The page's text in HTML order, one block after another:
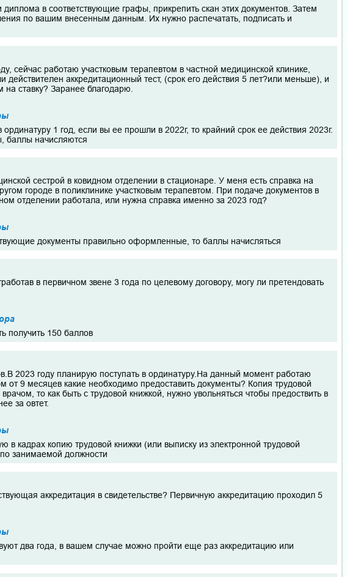
в соответствующие графы, прикрепить скан этих документов. Затем
по вашим внесенным данным. Их нужно распечатать, подписать и
сейчас работаю участковым терапевтом в частной медицинской клинике,
аккредитационный тест, (срок его действия 5 лет?или меньше), и
ставку? Заранее благодарю.
1 год, если вы ее прошли в 2022г, то крайний срок ее действия 2023г.
баллы начисляются
сестрой в ковидном отделении в стационаре. У меня есть справка на
городе в поликлинике участковым терапевтом. При подаче документов в
отделении работала, или нужна справка именно за 2023 год?
документы правильно оформленные, то баллы начисляться
в первичном звене 3 года по целевому договору, могу ли претендовать
получить 150 баллов
2023 году планирую поступать в ординатуру.На данный момент работаю
9 месяцев какие необходимо предоставить документы? Копия трудовой
то как быть с трудовой книжкой, нужно увольняться чтобы предоствить в
за овтет.
кадрах копию трудовой книжки (или выписку из электронной трудовой
по занимаемой должности
аккредитация в свидетельстве? Первичную аккредитацию проходил 5
два года, в вашем случае можно пройти еще раз аккредитацию или